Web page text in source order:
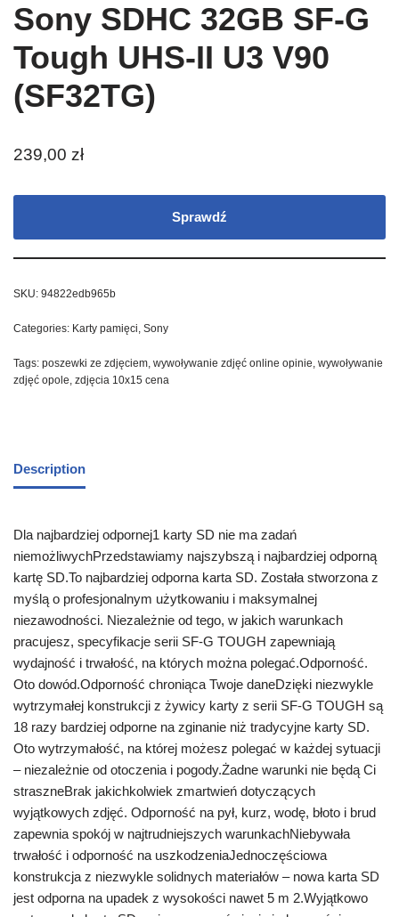
Sony SDHC 32GB SF-G
Tough UHS-II U3 V90
(SF32TG)
239,00 zł
Sprawdź
SKU: 94822edb965b
Categories: Karty pamięci, Sony
Tags: poszewki ze zdjęciem, wywoływanie zdjęć online opinie, wywoływanie
zdjęć opole, zdjęcia 10x15 cena
Description
Dla najbardziej odpornej1 karty SD nie ma zadań
niemożliwychPrzedstawiamy najszybszą i najbardziej odporną
kartę SD.To najbardziej odporna karta SD. Została stworzona z
myślą o profesjonalnym użytkowaniu i maksymalnej
niezawodności. Niezależnie od tego, w jakich warunkach
pracujesz, specyfikacje serii SF-G TOUGH zapewniają
wydajność i trwałość, na których można polegać.Odporność.
Oto dowód.Odporność chroniąca Twoje daneDzięki niezwykle
wytrzymałej konstrukcji z żywicy karty z serii SF-G TOUGH są
18 razy bardziej odporne na zginanie niż tradycyjne karty SD.
Oto wytrzymałość, na której możesz polegać w każdej sytuacji
– niezależnie od otoczenia i pogody.Żadne warunki nie będą Ci
straszneBrak jakichkolwiek zmartwień dotyczących
wyjątkowych zdjęć. Odporność na pył, kurz, wodę, błoto i brud
zapewnia spokój w najtrudniejszych warunkachNiebywała
trwałość i odporność na uszkodzeniaJednoczęściowa
konstrukcja z niezwykle solidnych materiałów – nowa karta SD
jest odporna na upadek z wysokości nawet 5 m 2.Wyjątkowo